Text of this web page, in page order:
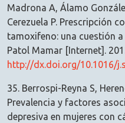
Madrona A, Álamo
Cerezuela P. Prescripción
tamoxifeno: una cuestión a
Patol Mamar [Internet].
http://dx.doi.org/10.1016/
35. Berrospi-Reyna S,
Prevalencia y factores
depresiva en mujeres con